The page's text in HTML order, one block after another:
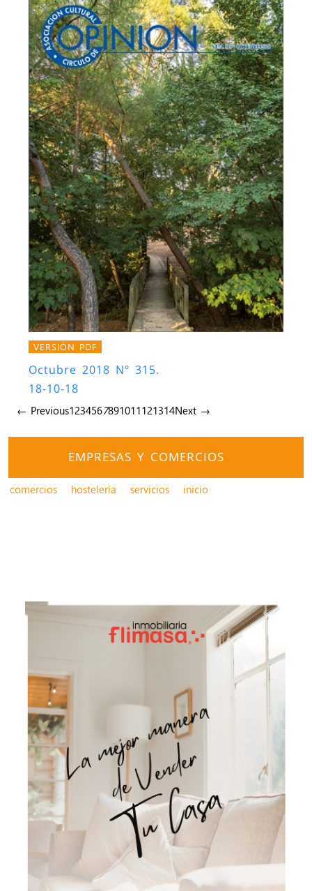
VERSIÓN PDF
Octubre 2018 Nº 315.
18-10-18
← Previous1234567891011121314Next →
EMPRESAS Y COMERCIOS
comercios hostelería servicios inicio